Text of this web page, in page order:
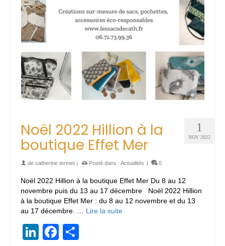
1
NOV 2022
Noël 2022 Hillion à la
boutique Effet Mer
de catherine termet | Posté dans : Actualités | 0
Noël 2022 Hillion à la boutique Effet Mer Du 8 au 12
novembre puis du 13 au 17 décembre Noël 2022 Hillion
à la boutique Effet Mer : du 8 au 12 novembre et du 13
au 17 décembre. … Lire la suite
LinkedIn
Facebook